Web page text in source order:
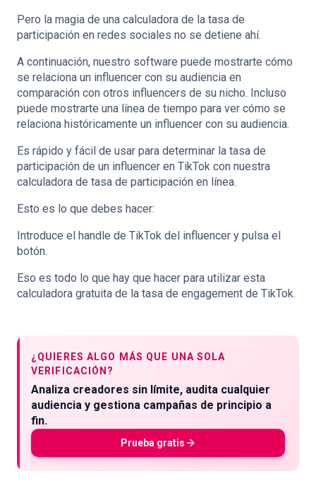
Pero la magia de una calculadora de la tasa de
participación en redes sociales no se detiene ahí.
A continuación, nuestro software puede mostrarte cómo
se relaciona un influencer con su audiencia en
comparación con otros influencers de su nicho. Incluso
puede mostrarte una línea de tiempo para ver cómo se
relaciona históricamente un influencer con su audiencia.
Es rápido y fácil de usar para determinar la tasa de
participación de un influencer en TikTok con nuestra
calculadora de tasa de participación en línea.
Esto es lo que debes hacer:
Introduce el handle de TikTok del influencer y pulsa el
botón.
Eso es todo lo que hay que hacer para utilizar esta
calculadora gratuita de la tasa de engagement de TikTok.
¿QUIERES ALGO MÁS QUE UNA SOLA
VERIFICACIÓN?
Analiza creadores sin límite, audita cualquier
audiencia y gestiona campañas de principio a
fin.
Prueba gratis